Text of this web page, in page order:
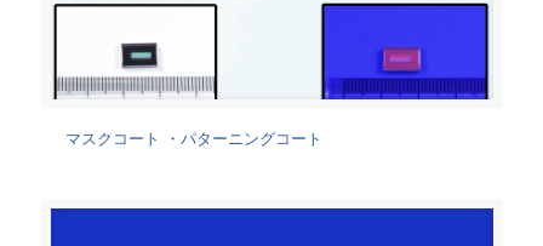
マスクコート ・パターニングコート